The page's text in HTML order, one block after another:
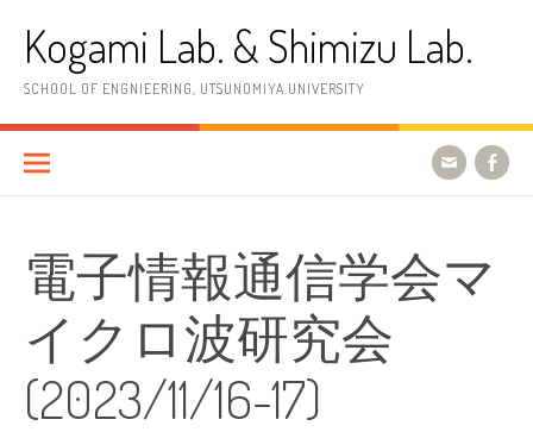
へ
ッ
Kogami Lab. & Shimizu Lab.
SCHOOL OF ENGNIEERING, UTSUNOMIYA UNIVERSITY
電子情報通信学会マ
イクロ波研究会
(2023/11/16-17)